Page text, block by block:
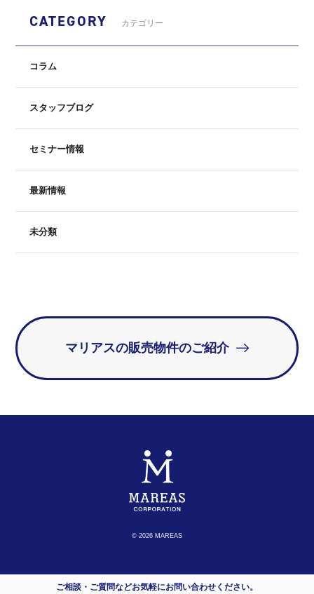
CATEGORY カテゴリー
コラム
スタッフブログ
セミナー情報
最新情報
未分類
マリアスの販売物件のご紹介
ご相談・ご質問などお気軽にお問い合わせください。
© 2026 MAREAS